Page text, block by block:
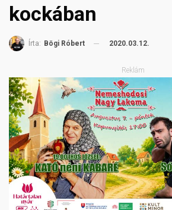
kockában
Írta: Bögi Róbert 2020.03.12.
Reklám